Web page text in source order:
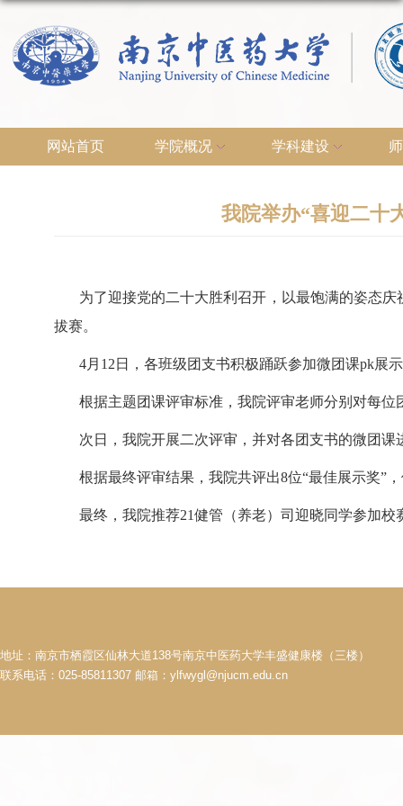
网站首页 学院概况 学科建设
我院举办“喜迎二十
为了迎接党的二十大胜利召开，以最饱满的姿态
拔赛。
4月 12 日，各班级团支书积极踊跃参加微团课pk展
根据主题团课评审标准，我院评审老师分别对每
次日，我院开展二次评审，并对各团支书的微团
根据最终评审结果，我院共评出8位“最佳展示奖”
最终，我院推荐21健管（养老）司迎晓同学参加校
地址：南京市栖霞区仙林大道138号南京中医药大学丰盛健康楼（三楼）
联系电话：025-85811307 邮箱：ylfwygl@njucm.edu.cn